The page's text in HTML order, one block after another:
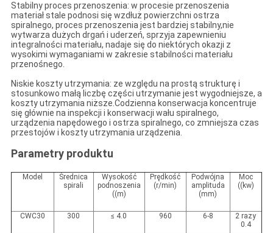
Stabilny proces przenoszenia: w procesie przenoszenia
materiał stale podnosi się wzdłuż powierzchni ostrza
spiralnego, proces przenoszenia jest bardziej stabilny,nie
wytwarza dużych drgań i uderzeń, sprzyja zapewnieniu
integralności materiału, nadaje się do niektórych okazji z
wysokimi wymaganiami w zakresie stabilności materiału
przenośnego.
Niskie koszty utrzymania: ze względu na prostą strukturę i
stosunkowo małą liczbę części utrzymanie jest wygodniejsze, a
koszty utrzymania niższe.Codzienna konserwacja koncentruje
się głównie na inspekcji i konserwacji wału spiralnego,
urządzenia napędowego i ostrza spiralnego, co zmniejsza czas
przestojów i koszty utrzymania urządzenia.
Parametry produktu
Model
Średnica
spirali
Wysokość
podnoszenia
((m)
Prędkość
(r/min)
Podwójna
amplituda
(mm)
Moc
((kw)
CWC30 300 ≤ 4.0 960 6-8
2 razy
0.4